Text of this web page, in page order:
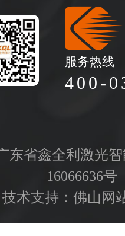
服务热线
400-
东省鑫全利激光
16066636号
技术支持： 佛山网